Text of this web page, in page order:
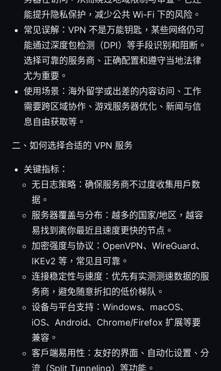
能提升隐私保护，减少公共 Wi-Fi 下的风险。
常见误解：VPN 不是万能钥匙，某些网络仍可
能通过深度包检测（DPI）等手段识别和阻断。
选择可靠的服务商、正确配置和遵守当地法律
尤为重要。
使用场景：海外留学或出差的内容访问、工作
需要跨区域协作、游戏服务器优化、新闻与信
息自由获取等。
二、如何选择合适的 VPN 服务
关键指标：
无日志策略：确保服务商不过度收集用户数
据。
服务器覆盖与分布：越多的国家/地区，越容
易找到离你最近且速度更快的节点。
加密强度与协议：OpenVPN、WireGuard、
IKEv2 等，常见且可靠。
连接稳定性与速度：优先有实测测速数据的服
务商，避免随意折扣的低价梯队。
设备与平台支持：Windows、macOS、
iOS、Android、Chrome/Firefox 扩展等要
兼容。
客户端易用性：友好的界面、自动化设置、分
流（Split Tunneling）等功能。